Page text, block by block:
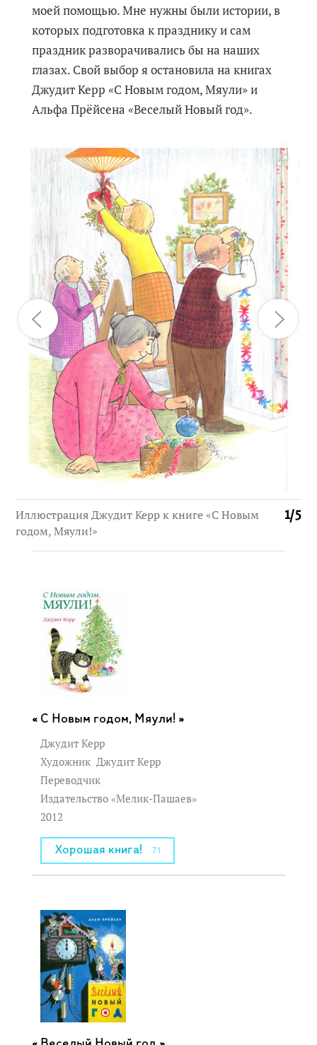
моей помощью. Мне нужны были истории, в
которых подготовка к празднику и сам
праздник разворачивались бы на наших
глазах. Свой выбор я остановила на книгах
Джудит Керр «С Новым годом, Мяули» и
Альфа Прёйсена «Веселый Новый год».
1/5
Иллюстрация Джудит Керр к книге «С Новым
годом, Мяули!»
С Новым годом, Мяули! »
Джудит Керр
Художник Джудит Керр
Переводчик
Издательство «Мелик-Пашаев»
2012
Хорошая книга! 71